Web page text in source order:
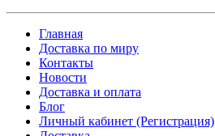
Главная
Доставка по миру
Контакты
Новости
Доставка и оплата
Блог
Личный кабинет (Регистрация)